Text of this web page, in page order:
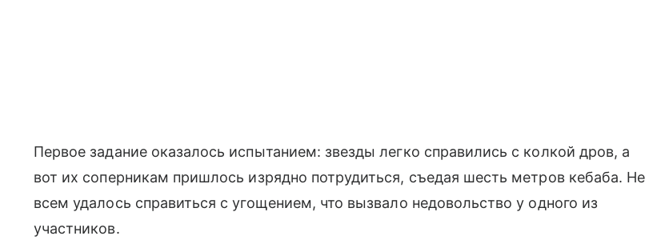
Первое задание оказалось испытанием: звезды легко справились с колкой дров, а
вот их соперникам пришлось изрядно потрудиться, съедая шесть метров кебаба. Не
всем удалось справиться с угощением, что вызвало недовольство у одного из
участников.